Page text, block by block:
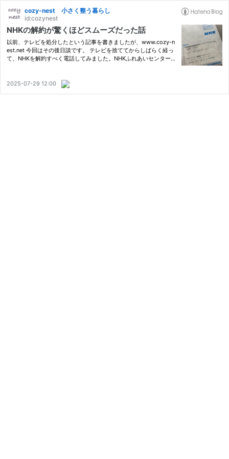
cozy-nest 小さく整う暮らし
id:cozynest
NHKの解約が驚くほどスムーズだった話
以前、テレビを処分したという記事を書きましたが、www.cozy-n
est.net 今回はその後日談です。 テレビを捨ててからしばらく経っ
て、NHKを解約すべく電話してみました。NHKふれあいセンター 0
目。 ・「…
2025-07-29 12:00